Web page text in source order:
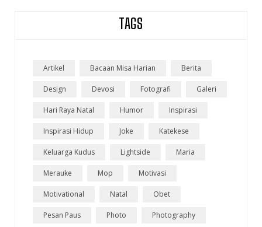
TAGS
Artikel Bacaan Misa Harian Berita
Design Devosi Fotografi Galeri
Hari Raya Natal Humor Inspirasi
Inspirasi Hidup Joke Katekese
Keluarga Kudus Lightside Maria
Merauke Mop Motivasi
Motivational Natal Obet
Pesan Paus Photo Photography